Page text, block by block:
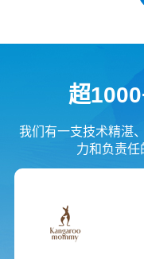
超
我们有一支技术精湛
力和负责任